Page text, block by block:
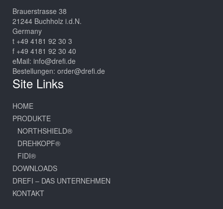
Brauerstrasse 38
21244 Buchholz i.d.N.
Germany
t +49 4181 92 30 3
f +49 4181 92 30 40
eMail: info@drefi.de
Bestellungen: order@drefi.de
Site Links
HOME
PRODUKTE
NORTHSHIELD®
DREHKOPF®
FIDI®
DOWNLOADS
DREFI – DAS UNTERNEHMEN
KONTAKT